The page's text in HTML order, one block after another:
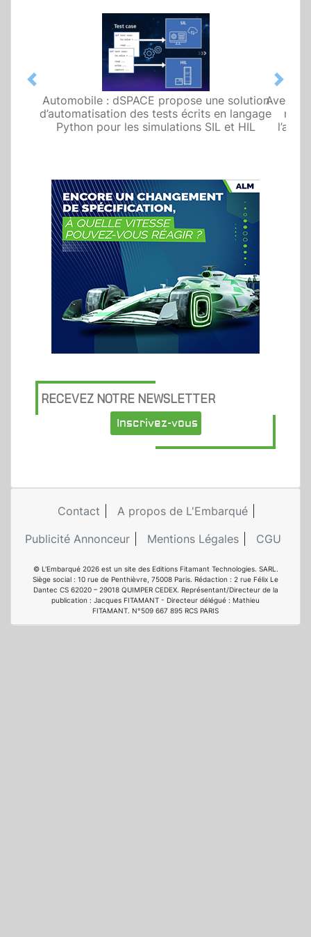
Avec une carte d’émulation, dSPACE rend
modulaire le test de batteries pour
l’automobile ou le stockage d’énergie
Previous Next
RECEVEZ NOTRE NEWSLETTER
Inscrivez-vous
Contact
A propos de L'Embarqué
Publicité Annonceur
Mentions Légales CGU
© L'Embarqué 2026 est un site des Editions Fitamant Technologies. SARL.
Siège social : 10 rue de Penthièvre, 75008 Paris. Rédaction : 2 rue Félix Le
Dantec CS 62020 – 29018 QUIMPER CEDEX. Représentant/Directeur de la
publication : Jacques FITAMANT - Directeur délégué : Mathieu
FITAMANT. N°509 667 895 RCS PARIS